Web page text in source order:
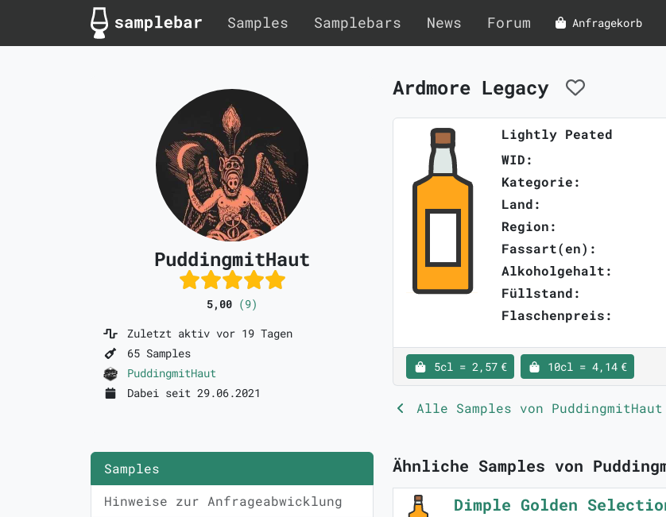
Samples Samplebars News Forum Anfragekorb
PuddingmitHaut
5,00 (9)
Zuletzt aktiv vor 19 Tagen
65 Samples
PuddingmitHaut
Dabei seit 29.06.2021
Samples
Hinweise zur Anfrageabwicklung
Ardmore Legacy
Lightly Peated
WID:
Kategorie:
Land:
Region:
Fassart(en):
Alkoholgehalt:
Füllstand:
Flaschenpreis:
5cl = 2,57 € 10cl = 4,14 €
Alle Samples von PuddingmitHaut
Ähnliche Samples von
Dimple Golden